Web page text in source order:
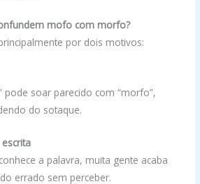
mofo com morfo?
por dois motivos:
pode soar parecido com “morfo”,
do sotaque.
a palavra, muita gente acaba
errado sem perceber.